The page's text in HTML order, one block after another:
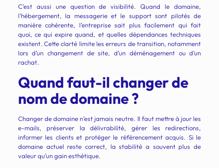
C’est aussi une question de visibilité. Quand le domaine,
l’hébergement, la messagerie et le support sont pilotés de
manière cohérente, l’entreprise sait plus facilement qui fait
quoi, ce qui expire quand, et quelles dépendances techniques
existent. Cette clarté limite les erreurs de transition, notamment
lors d’un changement de site, d’un déménagement ou d’un
rachat.
Quand faut-il changer de
nom de domaine ?
Changer de domaine n’est jamais neutre. Il faut mettre à jour les
e-mails, préserver la délivrabilité, gérer les redirections,
informer les clients et protéger le référencement acquis. Si le
domaine actuel reste correct, la stabilité a souvent plus de
valeur qu’un gain esthétique.